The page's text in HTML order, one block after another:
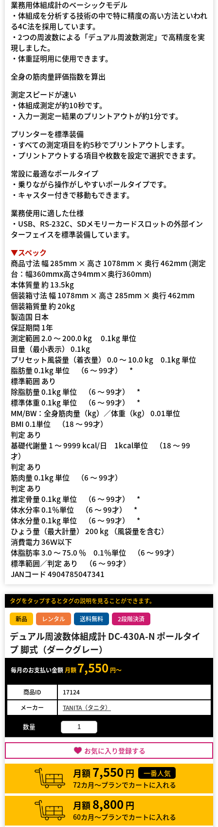
業務用体組成計のベーシックモデル
・体組成を分析する技術の中で特に精度の高い方法といわれ
る4C法を採用しています。
・2つの周波数による「デュアル周波数測定」で高精度を実
現しました。
・体重証明用に使用できます。
全身の筋肉量評価指数を算出
測定スピードが速い
・体組成測定が約10秒です。
・入力ー測定ー結果のプリントアウトが約1分です。
プリンターを標準装備
・すべての測定項目を約5秒でプリントアウトします。
・プリントアウトする項目や枚数を設定で選択できます。
常設に最適なポールタイプ
・乗りながら操作がしやすいポールタイプです。
・キャスター付きで移動もできます。
業務使用に適した仕様
・USB、RS-232C、SDメモリーカードスロットの外部イン
ターフェイスを標準装備しています。
▼スペック
商品寸法 幅 285mm × 高さ 1078mm × 奥行 462mm (測定
台：幅360mmx高さ94mm×奥行360mm)
本体質量 約 13.5kg
個装箱寸法 幅 1078mm × 高さ 285mm × 奥行 462mm
個装箱質量 約 20kg
製造国 日本
保証期間 1年
測定範囲 2.0 〜 200.0 kg 0.1kg 単位
目量（最小表示） 0.1kg
プリセット風袋量（着衣量） 0.0 〜 10.0 kg 0.1kg 単位
脂肪量 0.1kg 単位 （6 〜 99才） *
標準範囲 あり
除脂肪量 0.1kg 単位 （6 〜 99才） *
標準体重 0.1kg 単位 （6 〜 99才） *
MM/BW：全身筋肉量（kg）／体重（kg） 0.01単位
BMI 0.1単位 （18 〜 99才）
判定 あり
基礎代謝量 1 〜 9999 kcal/日 1kcal単位 （18 〜 99
才）
判定 あり
筋肉量 0.1kg 単位 （6 〜 99才）
判定 あり
推定骨量 0.1kg 単位 （6 〜 99才） *
体水分率 0.1％単位 （6 〜 99才） *
体水分量 0.1kg 単位 （6 〜 99才） *
ひょう量（最大計量） 200 kg （風袋量を含む）
消費電力 36Ｗ以下
体脂肪率 3.0 〜 75.0 ％ 0.1％単位 （6 〜 99才）
標準範囲／判定 あり （6 〜 99才）
JANコード 4904785047341
タグをタップするとタグの説明を見ることができます。
新品 レンタル 送料無料 2段階決済
デュアル周波数体組成計 DC-430A-N ポールタイ
プ 脚式（ダークグレー）
毎月のお支払い金額 月額7,550 円～
商品ID
17124
メーカー
TANITA（タニタ）
数量
お気に入り登録する
月額 7,550 円
一番人気
72カ月～プランでカートに入れる
月額 8,800 円
60カ月～プランでカートに入れる